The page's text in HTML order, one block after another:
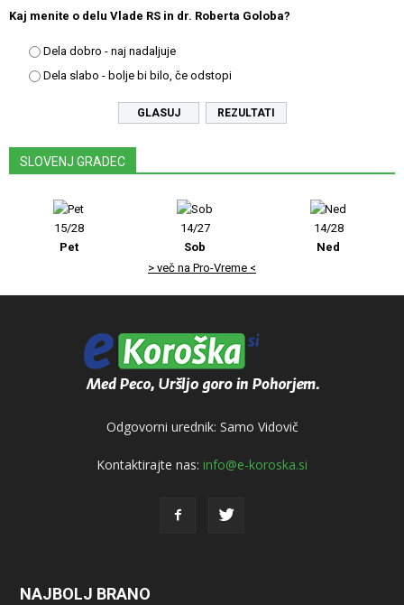
Kaj menite o delu Vlade RS in dr. Roberta Goloba?
Dela dobro - naj nadaljuje
Dela slabo - bolje bi bilo, če odstopi
REZULTATI
SLOVENJ GRADEC
15/28
Pet
14/27
Sob
14/28
Ned
> več na Pro-Vreme <
Odgovorni urednik: Samo Vidovič
Kontaktirajte nas: info@e-koroska.si
NAJBOLJ BRANO